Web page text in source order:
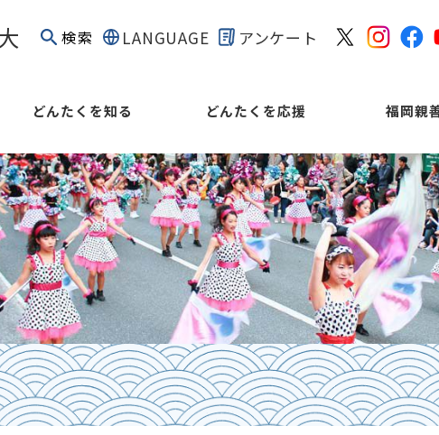
検索 LANGUAGE アンケート
どんたくを知る どんたくを応援 福岡親